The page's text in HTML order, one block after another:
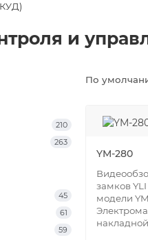
и
210
263
45
61
59
По
YM-280
замков
модели